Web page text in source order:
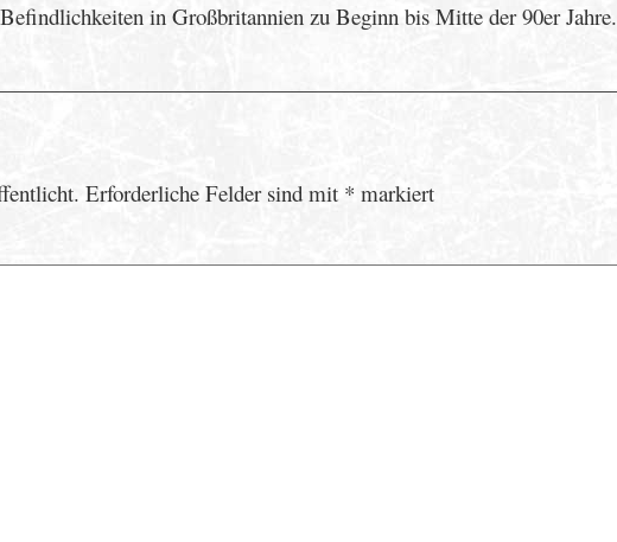
in Großbritannien zu Beginn bis Mitte der 90er Jahre.
Erforderliche Felder sind mit * markiert